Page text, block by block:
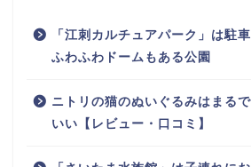
「江刺カルチュアパーク」は駐
ふわふわドームもある公園
ニトリの猫のぬいぐるみはまる
いい【レビュー・口コミ】